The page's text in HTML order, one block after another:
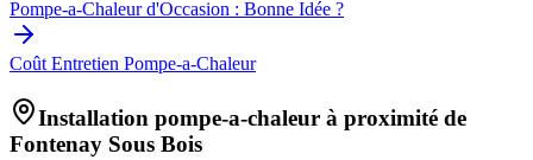
Pompe-a-Chaleur d'Occasion : Bonne Idée ?
Coût Entretien Pompe-a-Chaleur
Installation pompe-a-chaleur à proximité de
Fontenay Sous Bois